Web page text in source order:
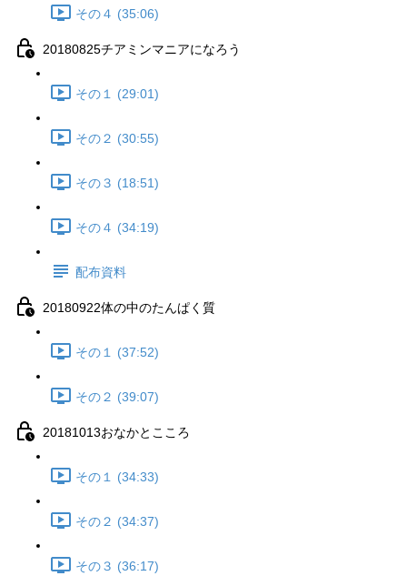
その４ (35:06)
20180825チアミンマニアになろう
その１ (29:01)
その２ (30:55)
その３ (18:51)
その４ (34:19)
配布資料
20180922体の中のたんぱく質
その１ (37:52)
その２ (39:07)
20181013おなかとこころ
その１ (34:33)
その２ (34:37)
その３ (36:17)